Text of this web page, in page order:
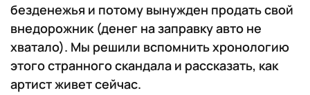
безденежья и потому вынужден продать свой
внедорожник (денег на заправку авто не
хватало). Мы решили вспомнить хронологию
этого странного скандала и рассказать, как
артист живет сейчас.